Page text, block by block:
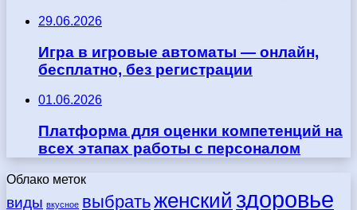
29.06.2026
Игра в игровые автоматы — онлайн,
бесплатно, без регистрации
01.06.2026
Платформа для оценки компетенций на
всех этапах работы с персоналом
Облако меток
виды вкусное выбратьженский здоровье